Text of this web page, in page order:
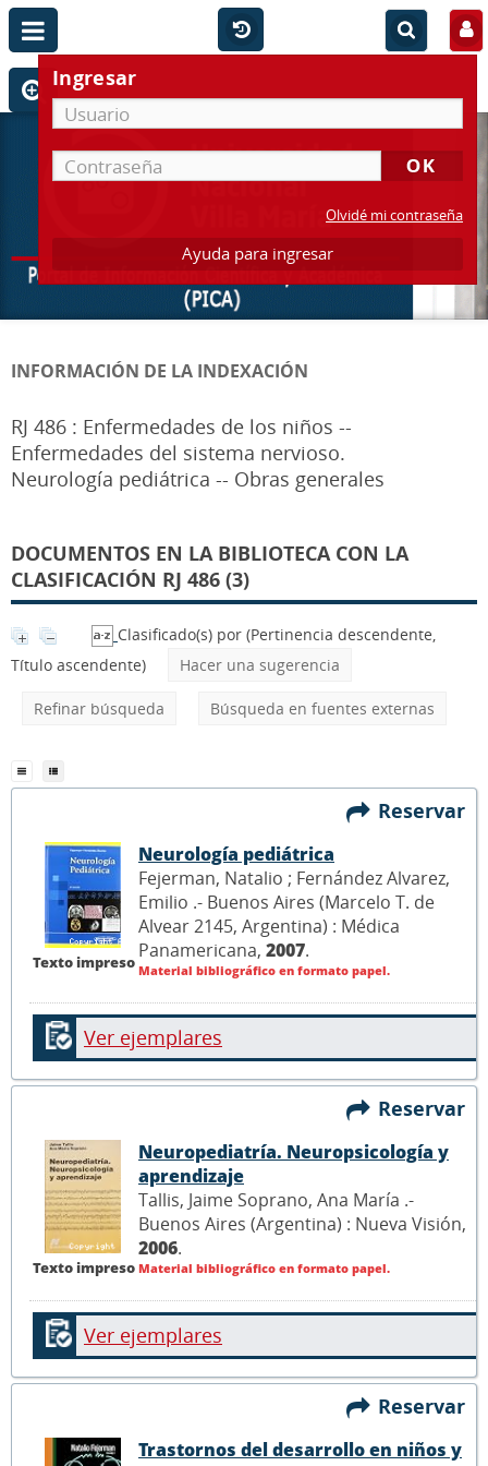
Ingresar
Olvidé mi contraseña
Ayuda para ingresar
INFORMACIÓN DE LA INDEXACIÓN
RJ 486 : Enfermedades de los niños --
Enfermedades del sistema nervioso.
Neurología pediátrica -- Obras generales
DOCUMENTOS EN LA BIBLIOTECA CON LA
CLASIFICACIÓN RJ 486 (3)
Clasificado(s) por (Pertinencia descendente,
Título ascendente)
Hacer una sugerencia
Refinar búsqueda Búsqueda en fuentes externas
Reservar
Texto impreso
Neurología pediátrica
Fejerman, Natalio ; Fernández Alvarez,
Emilio .- Buenos Aires (Marcelo T. de
Alvear 2145, Argentina) : Médica
Panamericana, 2007.
Material bibliográfico en formato papel.
Ver ejemplares
Reservar
Texto impreso
Neuropediatría. Neuropsicología y
aprendizaje
Tallis, Jaime Soprano, Ana María .-
Buenos Aires (Argentina) : Nueva Visión,
2006.
Material bibliográfico en formato papel.
Ver ejemplares
Reservar
Trastornos del desarrollo en niños y